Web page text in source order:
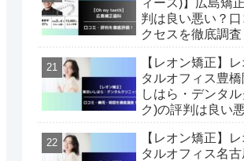
判は良い悪い？
クセスを徹底調査
【レオン矯正】
タルオフィス豊
しはら・デンタ
ク)の評判は良い
用・期間を徹底
【レオン矯正】
タルオフィス名